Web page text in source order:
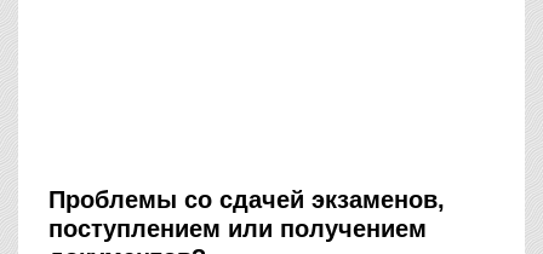
Проблемы со сдачей экзаменов,
поступлением или получением